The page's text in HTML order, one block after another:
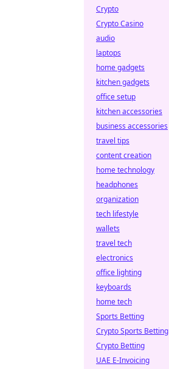
Crypto
Crypto Casino
audio
laptops
home gadgets
kitchen gadgets
office setup
kitchen accessories
business accessories
travel tips
content creation
home technology
headphones
organization
tech lifestyle
wallets
travel tech
electronics
office lighting
keyboards
home tech
Sports Betting
Crypto Sports Betting
Crypto Betting
UAE E-Invoicing